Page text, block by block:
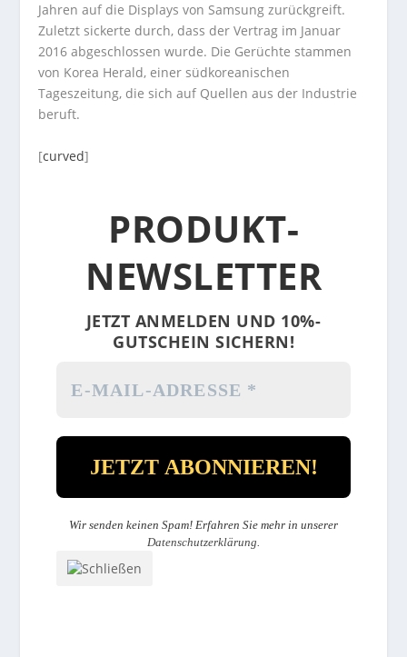
Jahren auf die Displays von Samsung zurückgreift.
Zuletzt sickerte durch, dass der Vertrag im Januar
2016 abgeschlossen wurde. Die Gerüchte stammen
von Korea Herald, einer südkoreanischen
Tageszeitung, die sich auf Quellen aus der Industrie
beruft.
[curved]
PRODUKT-
NEWSLETTER
JETZT ANMELDEN UND 10%-
GUTSCHEIN SICHERN!
Wir senden keinen Spam! Erfahren Sie mehr in unserer
Datenschutzerklärung